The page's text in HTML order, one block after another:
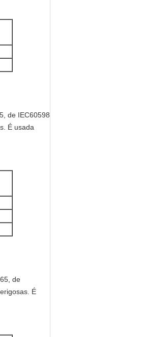
de IEC60598
É usada
de
É